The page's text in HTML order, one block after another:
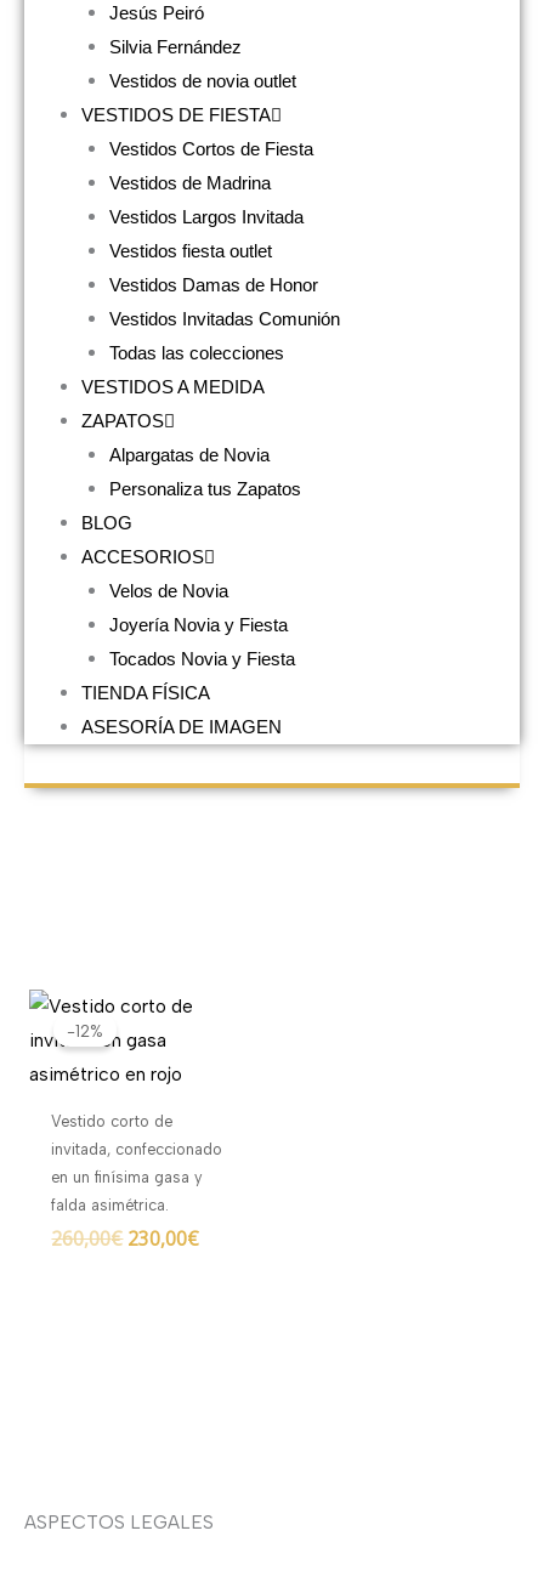
Jesús Peiró
Silvia Fernández
Vestidos de novia outlet
VESTIDOS DE FIESTA
Vestidos Cortos de Fiesta
Vestidos de Madrina
Vestidos Largos Invitada
Vestidos fiesta outlet
Vestidos Damas de Honor
Vestidos Invitadas Comunión
Todas las colecciones
VESTIDOS A MEDIDA
ZAPATOS
Alpargatas de Novia
Personaliza tus Zapatos
BLOG
ACCESORIOS
Velos de Novia
Joyería Novia y Fiesta
Tocados Novia y Fiesta
TIENDA FÍSICA
ASESORÍA DE IMAGEN
-12%
Vestido corto de
invitada, confeccionado
en un finísima gasa y
falda asimétrica.
260,00€
El
original
era:
230,00€
ASPECTOS LEGALES